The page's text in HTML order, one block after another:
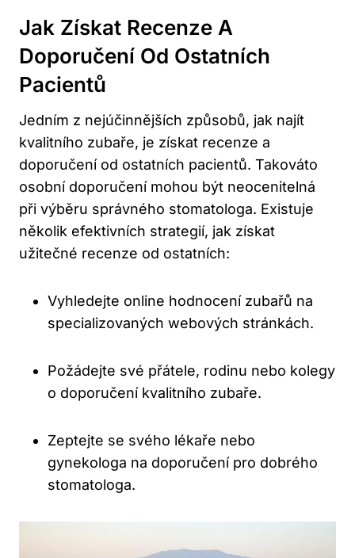
Jak Získat Recenze A
Doporučení Od Ostatních
Pacientů
Jedním z nejúčinnějších způsobů, jak najít
kvalitního zubaře, je získat recenze a
doporučení od ostatních pacientů. Takováto
osobní doporučení mohou být neocenitelná
při výběru správného stomatologa. Existuje
několik efektivních strategií, jak získat
užitečné recenze od ostatních:
Vyhledejte online hodnocení zubařů na
specializovaných webových stránkách.
Požádejte své přátele, rodinu nebo kolegy
o doporučení kvalitního zubaře.
Zeptejte se svého lékaře nebo
gynekologa na doporučení pro dobrého
stomatologa.